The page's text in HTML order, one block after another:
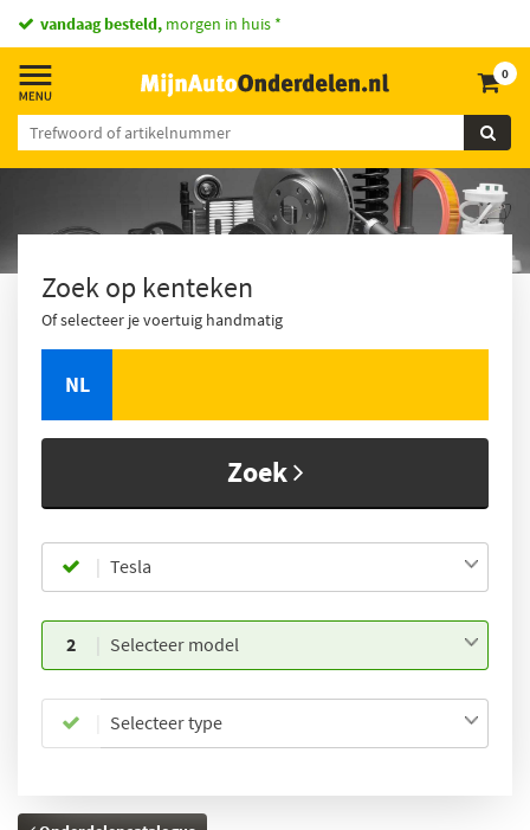
vandaag besteld, morgen in huis *
0
Zoek op kenteken
Of selecteer je voertuig handmatig
NL
Zoek
Tesla
2 Selecteer model
Selecteer type